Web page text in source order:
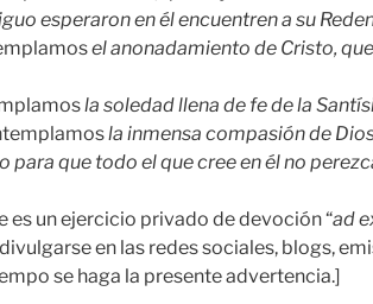
esperaron en él encuentren a su
el anonadamiento de Cristo,
la soledad llena de fe de la
la inmensa compasión de
para que todo el que cree en él no
es un ejercicio privado de devoción “ad
en las redes sociales, blogs,
se haga la presente advertencia.]